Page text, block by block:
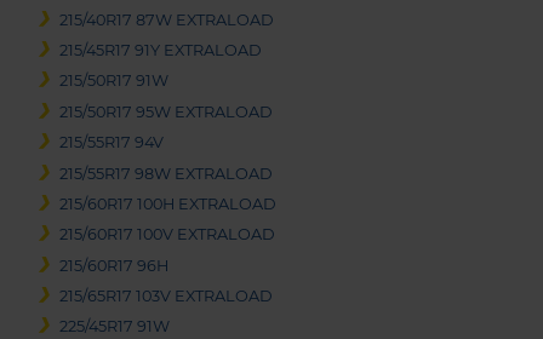
215/40R17 87W EXTRALOAD
215/45R17 91Y EXTRALOAD
215/50R17 91W
215/50R17 95W EXTRALOAD
215/55R17 94V
215/55R17 98W EXTRALOAD
215/60R17 100H EXTRALOAD
215/60R17 100V EXTRALOAD
215/60R17 96H
215/65R17 103V EXTRALOAD
225/45R17 91W